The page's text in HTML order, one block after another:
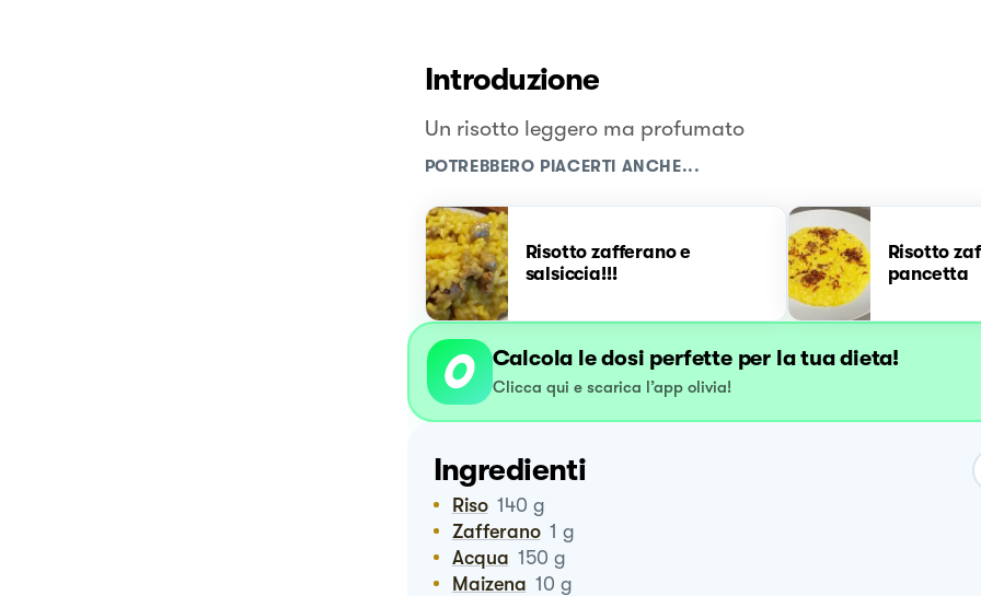
Introduzione
Un risotto leggero ma profumato
POTREBBERO PIACERTI ANCHE...
Risotto zafferano e
salsiccia!!!
Risotto
pancetta
Calcola le dosi perfette per la tua dieta!
Clicca qui e scarica l’app olivia!
Ingredienti
Riso 140 g
Zafferano 1 g
Acqua 150 g
Maizena 10 g